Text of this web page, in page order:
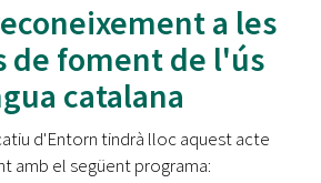
a les
de foment de l'ús
catalana
d'Entorn tindrà lloc aquest acte
amb el següent programa: